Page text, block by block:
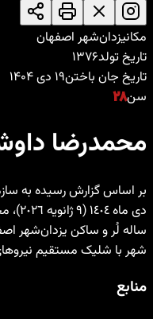
مکانیزدان‌شهر اصفهان
تاریخ تولد۱۳۷۶
تاریخ جان باختن۱۹ دی ۱۴۰۴
سن۲۸
محمدرضا
سالە لُر و ساکن یزدان‌شهر
شهر با شلیک مستقیم
منابع